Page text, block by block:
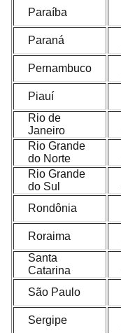
Paraíba
Paraná
Pernambuco
Piauí
Rio de
Janeiro
Rio Grande
do Norte
Rio Grande
do Sul
Rondônia
Roraima
Santa
Catarina
São Paulo
Sergipe